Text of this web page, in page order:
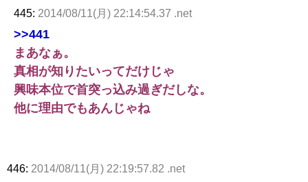
445: 2014/08/11(月) 22:14:54.37 .net
>>441
まあなぁ。
真相が知りたいってだけじゃ
興味本位で首突っ込み過ぎだしな。
他に理由でもあんじゃね
446: 2014/08/11(月) 22:19:57.82 .net